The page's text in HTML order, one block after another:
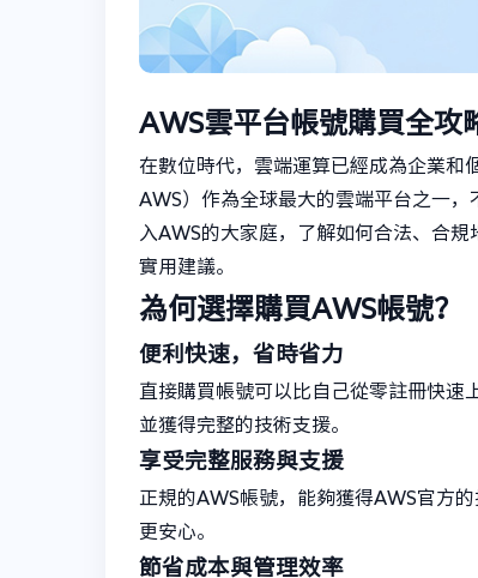
AWS雲平台帳號購買全攻
在數位時代，雲端運算已經成為企業
AWS）作為全球最大的雲端平台之一
入AWS的大家庭，了解如何合法、合
實用建議。
為何選擇購買AWS帳號？
便利快速，省時省力
直接購買帳號可以比自己從零註冊快速
並獲得完整的技術支援。
享受完整服務與支援
正規的AWS帳號，能夠獲得AWS官方
更安心。
節省成本與管理效率